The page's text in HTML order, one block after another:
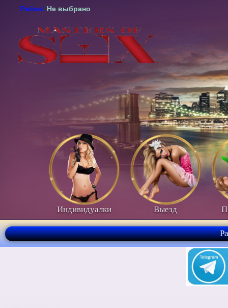
Район: Не выбрано
Индивидуалки Выезд